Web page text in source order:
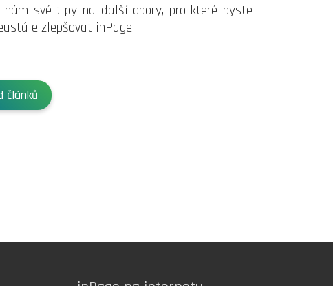
své tipy na další obory, pro které byste
zlepšovat inPage.
článků